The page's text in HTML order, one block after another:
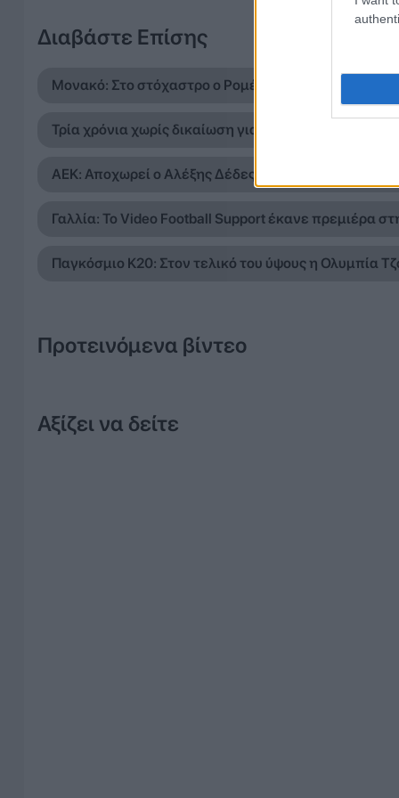
Διαβάστε Επίσης
Μονακό: Στο στόχαστρο ο Ρομέλου Λουκάκου για
Τρία χρόνια χωρίς δικαίωση για τον Μιχάλη
ΑΕΚ: Αποχωρεί ο Αλέξης Δέδες από τη θέση του
Γαλλία: Το Video Football Support έκανε πρεμιέρα
Παγκόσμιο Κ20: Στον τελικό του ύψους η Ολυμπία
Προτεινόμενα βίντεο
Αξίζει να δείτε